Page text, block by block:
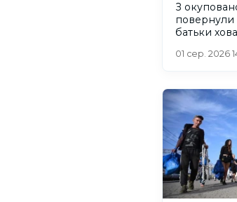
З
повернули
батьки
01 сер. 2026